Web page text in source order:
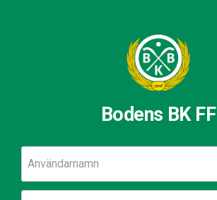
Bodens BK FF
Användarnamn